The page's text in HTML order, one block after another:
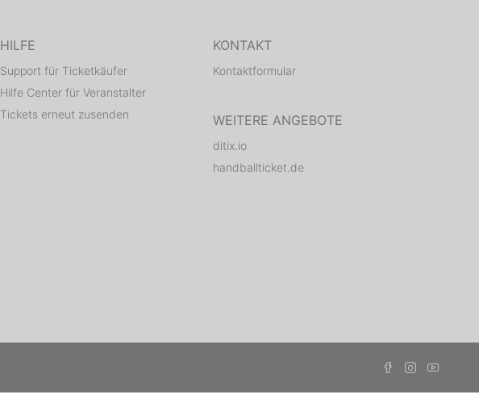
HILFE
Support für Ticketkäufer
Hilfe Center für Veranstalter
Tickets erneut zusenden
KONTAKT
Kontaktformular
WEITERE ANGEBOTE
ditix.io
handballticket.de